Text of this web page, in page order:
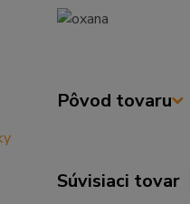
Pôvod tovaru
Súvisiaci tovar